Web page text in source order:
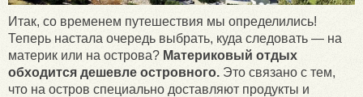
Итак, со временем путешествия мы определились!
Теперь настала очередь выбрать, куда следовать — на
материк или на острова? Материковый отдых
обходится дешевле островного. Это связано с тем,
что на остров специально доставляют продукты и